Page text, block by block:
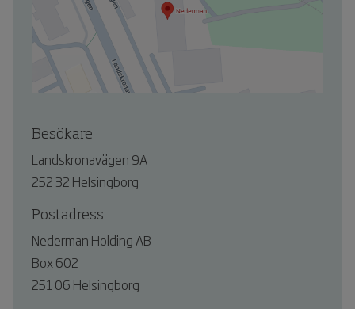
Besökare
Landskronavägen 9A
252 32 Helsingborg
Postadress
Nederman Holding AB
Box 602
251 06 Helsingborg